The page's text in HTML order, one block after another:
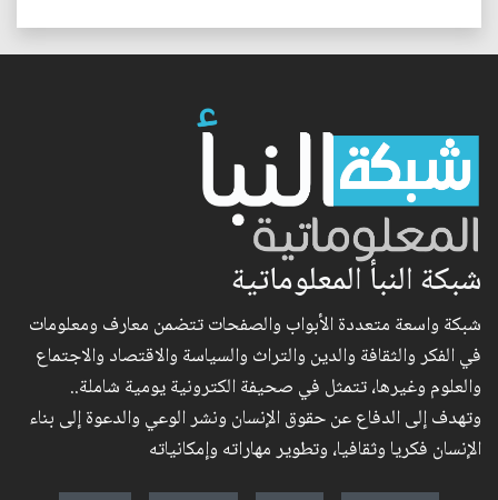
شبكة النبأ المعلوماتية
شبكة واسعة متعددة الأبواب والصفحات تتضمن معارف ومعلومات
في الفكر والثقافة والدين والتراث والسياسة والاقتصاد والاجتماع
والعلوم وغيرها، تتمثل في صحيفة الكترونية يومية شاملة..
وتهدف إلى الدفاع عن حقوق الإنسان ونشر الوعي والدعوة إلى بناء
الإنسان فكريا وثقافيا، وتطوير مهاراته وإمكانياته